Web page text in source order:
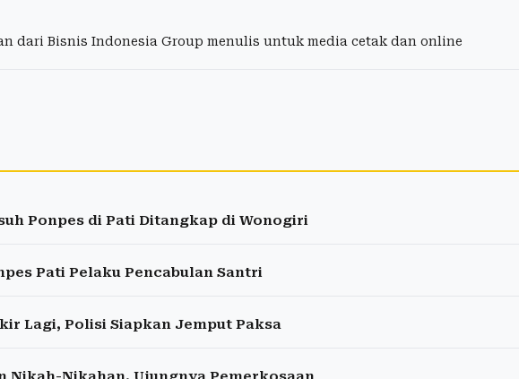
dari Bisnis Indonesia Group menulis untuk media cetak dan online
Ponpes di Pati Ditangkap di Wonogiri
Pati Pelaku Pencabulan Santri
Lagi, Polisi Siapkan Jemput Paksa